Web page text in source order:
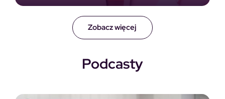
Zobacz więcej
Podcasty